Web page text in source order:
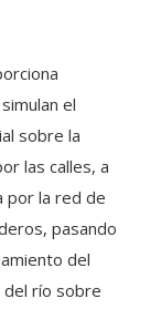
el
sobre la
las calles, a
por la red de
pasando
del
del río sobre